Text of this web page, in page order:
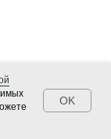
яркими
OK